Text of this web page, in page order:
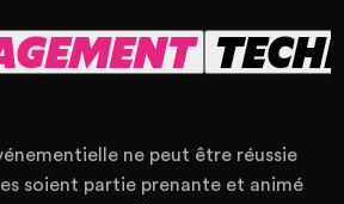
ne peut être réussie
soient partie prenante et animé